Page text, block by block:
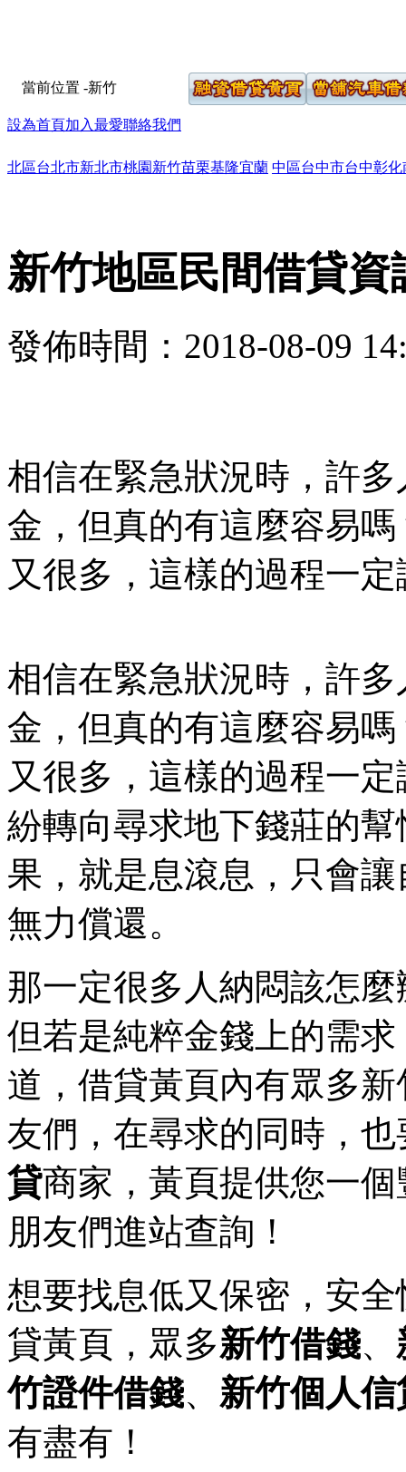
當前位置 -新竹
設為首頁加入最愛聯絡我們
北區台北市新北市桃園 新竹苗栗基隆宜蘭 中區台中市台中彰化
新竹地區民間借貸資
發佈時間：2018-08-09
相信在緊急狀況時，許
金，但真的有這麼容易
又很多，這樣的過程一
相信在緊急狀況時，許
金，但真的有這麼容易
又很多，這樣的過程一
紛轉向尋求地下錢莊的
果，就是息滾息，只會
無力償還。
那一定很多人納悶該怎
但若是純粹金錢上的需
道，借貸黃頁內有眾多
友們，在尋求的同時，
貸商家，黃頁提供您一
朋友們進站查詢！
想要找息低又保密，安全
貸黃頁，眾多新竹借錢、
竹證件借錢、 新竹個人信
有盡有！